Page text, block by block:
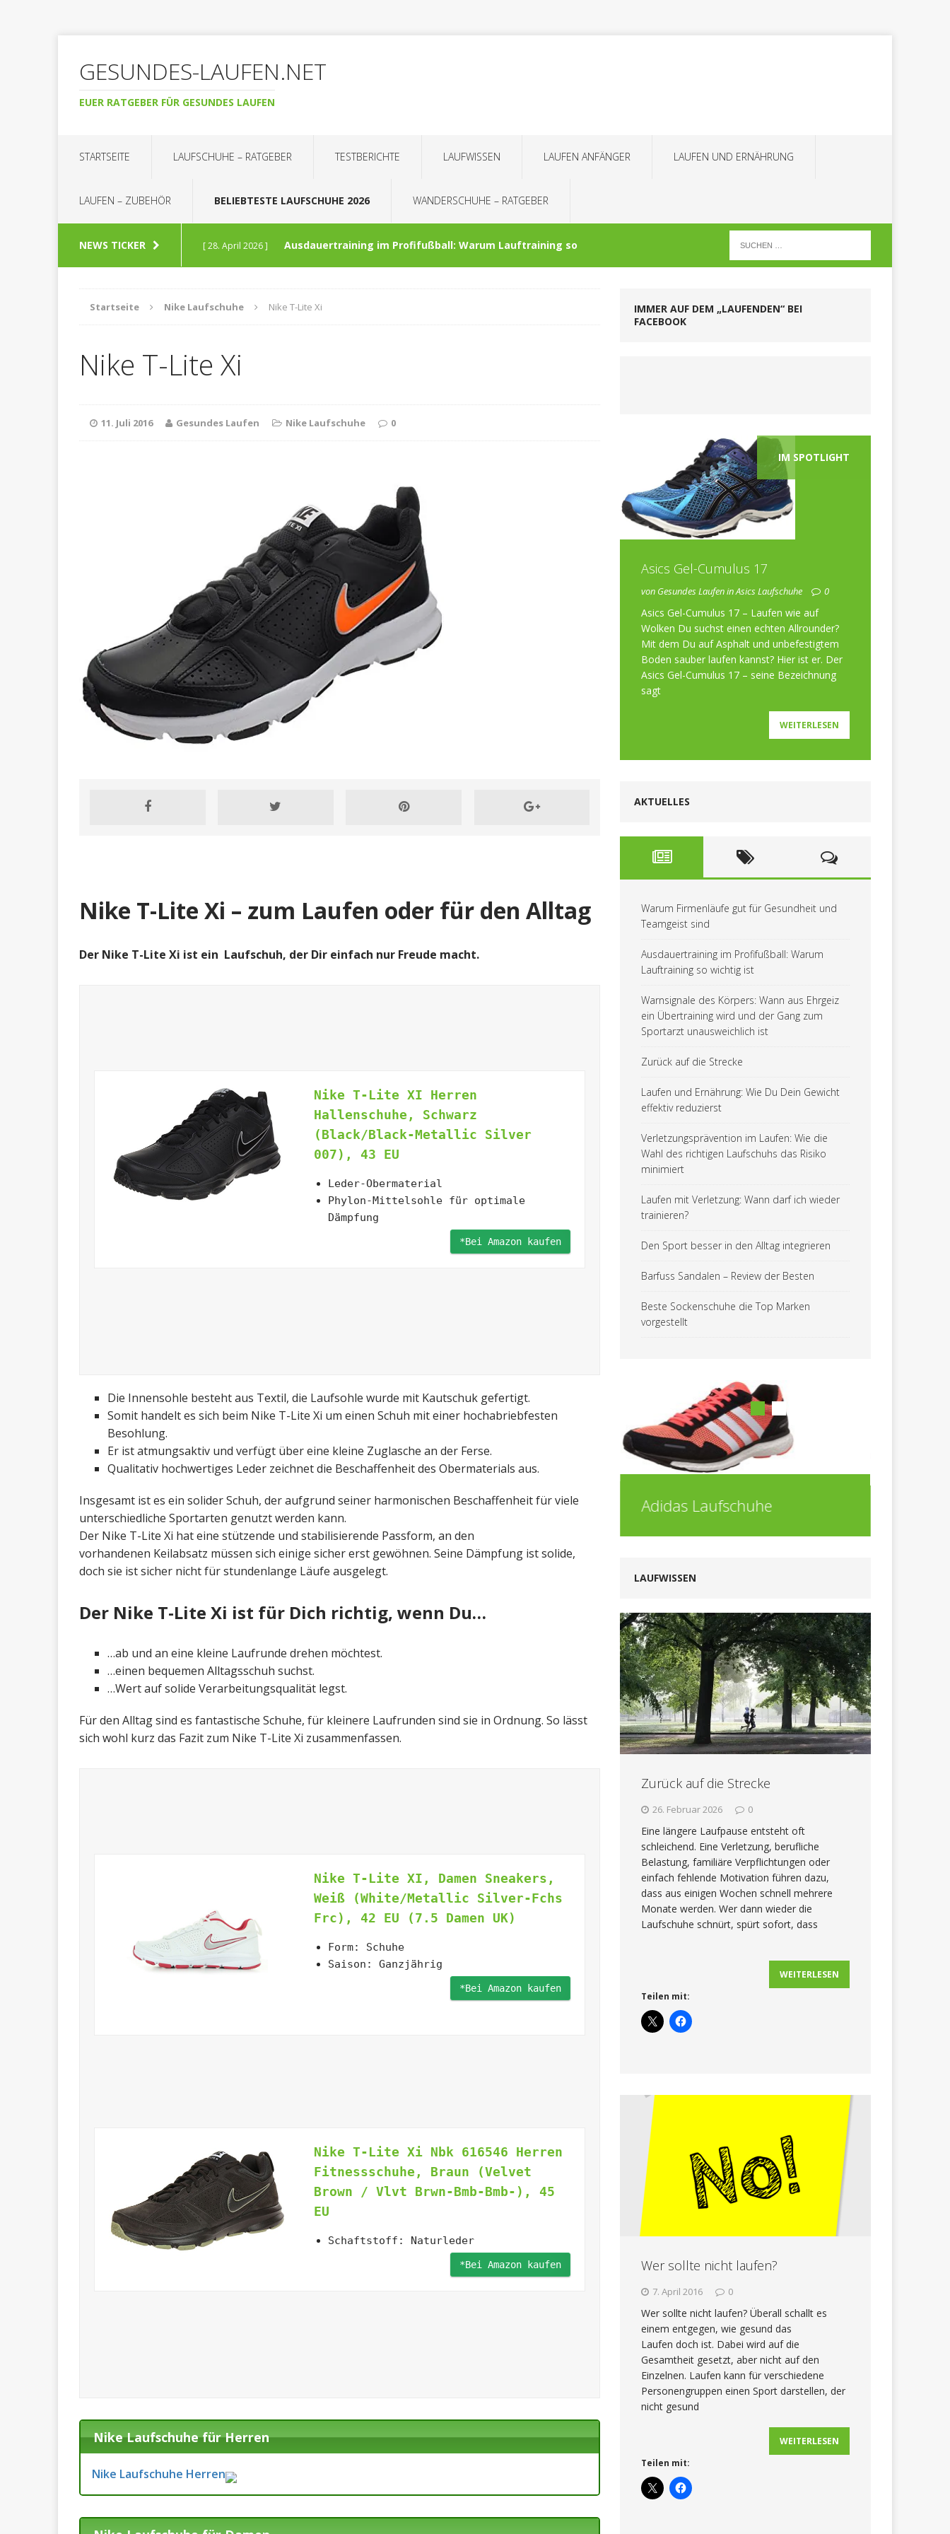
GESUNDES-LAUFEN.NET
EUER RATGEBER FÜR GESUNDES LAUFEN
STARTSEITE LAUFSCHUHE – RATGEBER TESTBERICHTE LAUFWISSEN LAUFEN ANFÄNGER LAUFEN UND ERNÄHRUNG
LAUFEN – ZUBEHÖR BELIEBTESTE LAUFSCHUHE 2026 WANDERSCHUHE – RATGEBER
NEWS TICKER [ 28. April 2026 ] Ausdauertraining im Profifußball: Warum Lauftraining so
wichtig ist LAUFSCHUHE
Übertraining wird und der Gang zum Sportarzt unausweichlich ist
LAUFSCHUHE
Laufen und Ernährung: Wie Du Dein Gewicht effektiv
reduzierst LAUFSCHUHE
[ 20. Mai 2026 ] Warum Firmenläufe gut für Gesundheit und Teamgeist
sind RATGEBER
Startseite Nike Laufschuhe Nike T-Lite Xi
Nike T-Lite Xi
11. Juli 2016 Gesundes Laufen Nike Laufschuhe 0
Nike T-Lite Xi – zum Laufen oder für den Alltag
Der Nike T-Lite Xi ist ein Laufschuh, der Dir einfach nur Freude macht.
Nike T-Lite XI Herren
Hallenschuhe, Schwarz
(Black/Black-Metallic Silver
007), 43 EU
Leder-Obermaterial
Phylon-Mittelsohle für optimale
Dämpfung
*Bei Amazon kaufen
Die Innensohle besteht aus Textil, die Laufsohle wurde mit Kautschuk gefertigt.
Somit handelt es sich beim Nike T-Lite Xi um einen Schuh mit einer hochabriebfesten
Besohlung.
Er ist atmungsaktiv und verfügt über eine kleine Zuglasche an der Ferse.
Qualitativ hochwertiges Leder zeichnet die Beschaffenheit des Obermaterials aus.
Insgesamt ist es ein solider Schuh, der aufgrund seiner harmonischen Beschaffenheit für viele
unterschiedliche Sportarten genutzt werden kann.
Der Nike T-Lite Xi hat eine stützende und stabilisierende Passform, an den
vorhandenen Keilabsatz müssen sich einige sicher erst gewöhnen. Seine Dämpfung ist solide,
doch sie ist sicher nicht für stundenlange Läufe ausgelegt.
Der Nike T-Lite Xi ist für Dich richtig, wenn Du…
…ab und an eine kleine Laufrunde drehen möchtest.
…einen bequemen Alltagsschuh suchst.
…Wert auf solide Verarbeitungsqualität legst.
Für den Alltag sind es fantastische Schuhe, für kleinere Laufrunden sind sie in Ordnung. So lässt
sich wohl kurz das Fazit zum Nike T-Lite Xi zusammenfassen.
Nike T-Lite XI, Damen Sneakers,
Weiß (White/Metallic Silver-Fchs
Frc), 42 EU (7.5 Damen UK)
Form: Schuhe
Saison: Ganzjährig
*Bei Amazon kaufen
Nike T-Lite Xi Nbk 616546 Herren
Fitnessschuhe, Braun (Velvet
Brown / Vlvt Brwn-Bmb-Bmb-), 45
EU
Schaftstoff: Naturleder
*Bei Amazon kaufen
Nike Laufschuhe für Herren
Nike Laufschuhe Herren
IMMER AUF DEM „LAUFENDEN“ BEI
FACEBOOK
IM SPOTLIGHT
Asics Gel-Cumulus 17
von Gesundes Laufen in Asics Laufschuhe 0
Asics Gel-Cumulus 17 – Laufen wie auf
Wolken Du suchst einen echten Allrounder?
Mit dem Du auf Asphalt und unbefestigtem
Boden sauber laufen kannst? Hier ist er. Der
Asics Gel-Cumulus 17 – seine Bezeichnung
sagt
WEITERLESEN
AKTUELLES
Warum Firmenläufe gut für Gesundheit und
Teamgeist sind
Ausdauertraining im Profifußball: Warum
Lauftraining so wichtig ist
Warnsignale des Körpers: Wann aus Ehrgeiz
ein Übertraining wird und der Gang zum
Sportarzt unausweichlich ist
Zurück auf die Strecke
Laufen und Ernährung: Wie Du Dein Gewicht
effektiv reduzierst
Verletzungsprävention im Laufen: Wie die
Wahl des richtigen Laufschuhs das Risiko
minimiert
Laufen mit Verletzung: Wann darf ich wieder
trainieren?
Den Sport besser in den Alltag integrieren
Barfuss Sandalen – Review der Besten
Beste Sockenschuhe die Top Marken
vorgestellt
Adidas Laufschuhe
LAUFWISSEN
Zurück auf die Strecke
26. Februar 2026 0
Eine längere Laufpause entsteht oft
schleichend. Eine Verletzung, berufliche
Belastung, familiäre Verpflichtungen oder
einfach fehlende Motivation führen dazu,
dass aus einigen Wochen schnell mehrere
Monate werden. Wer dann wieder die
Laufschuhe schnürt, spürt sofort, dass
WEITERLESEN
Teilen mit:
Wer sollte nicht laufen?
7. April 2016 0
Wer sollte nicht laufen? Überall schallt es
einem entgegen, wie gesund das
Laufen doch ist. Dabei wird auf die
Gesamtheit gesetzt, aber nicht auf den
Einzelnen. Laufen kann für verschiedene
Personengruppen einen Sport darstellen, der
nicht gesund
WEITERLESEN
Teilen mit: